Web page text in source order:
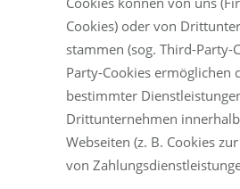
Cookies) oder von
stammen (sog. Third-Party-
Party-Cookies ermöglichen
bestimmter
Drittunternehmen
Webseiten (z. B. Cookies
von